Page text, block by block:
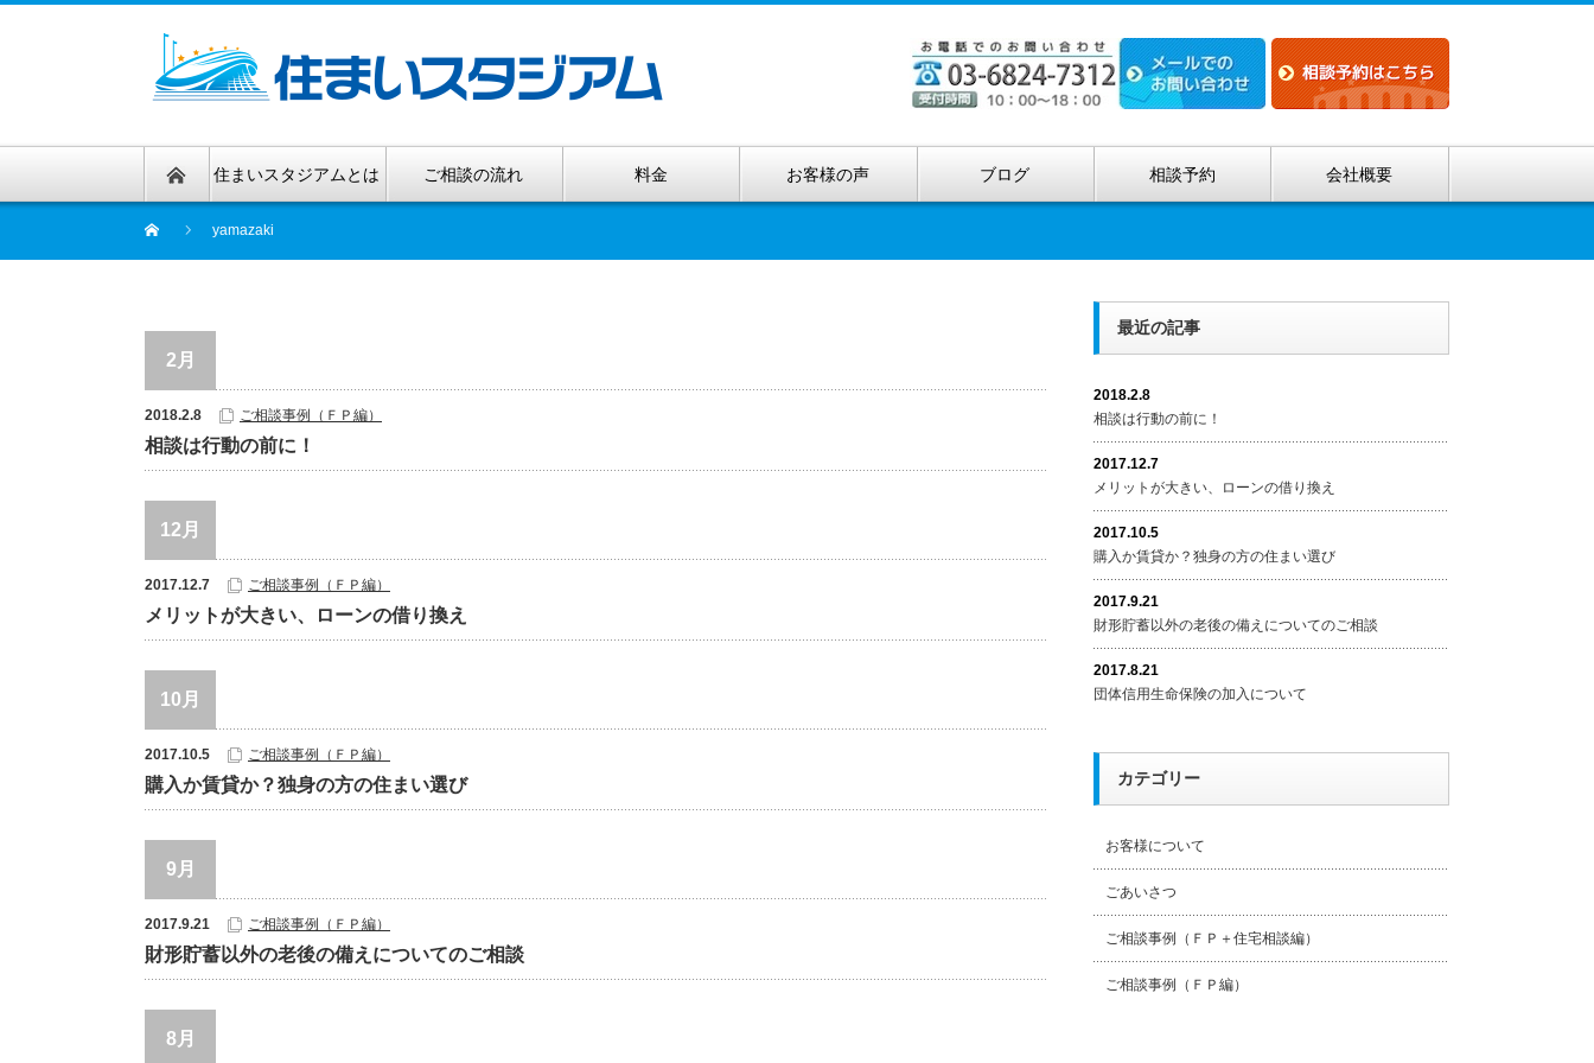
住まいスタジアムとは ご相談の流れ 料金 お客様の声 ブログ 相談予約 会社概要
yamazaki
2月
2018.2.8 ご相談事例（ＦＰ編）
相談は行動の前に！
12月
2017.12.7 ご相談事例（ＦＰ編）
メリットが大きい、ローンの借り換え
10月
2017.10.5 ご相談事例（ＦＰ編）
購入か賃貸か？独身の方の住まい選び
9月
2017.9.21 ご相談事例（ＦＰ編）
財形貯蓄以外の老後の備えについてのご相談
8月
最近の記事
2018.2.8
相談は行動の前に！
2017.12.7
メリットが大きい、ローンの借り換え
2017.10.5
購入か賃貸か？独身の方の住まい選び
2017.9.21
財形貯蓄以外の老後の備えについてのご相談
2017.8.21
団体信用生命保険の加入について
カテゴリー
お客様について
ごあいさつ
ご相談事例（ＦＰ＋住宅相談編）
ご相談事例（ＦＰ編）